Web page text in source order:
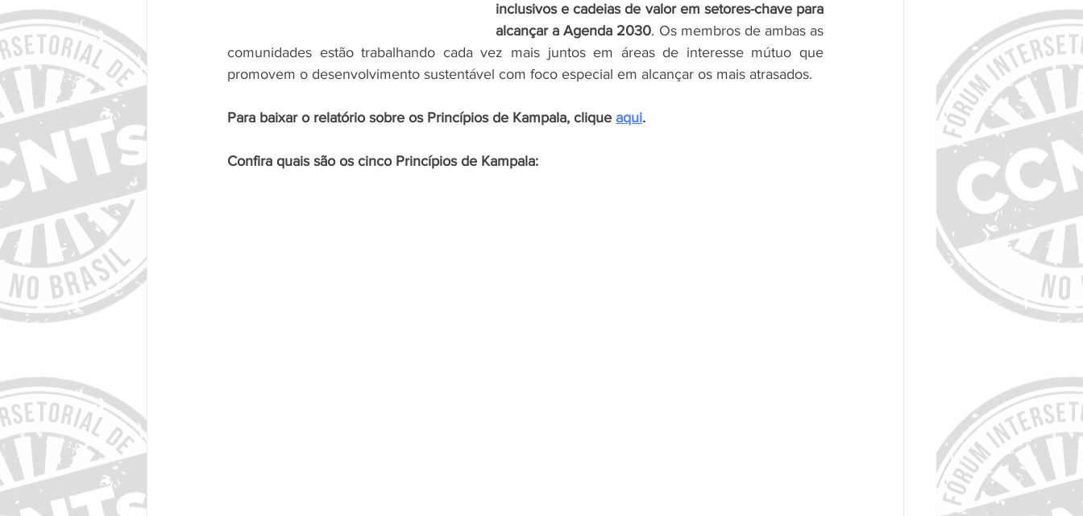
inclusivos e cadeias de valor em setores-chave para
alcançar a Agenda 2030. Os membros de ambas as
comunidades estão trabalhando cada vez mais juntos em áreas de interesse mútuo que
promovem o desenvolvimento sustentável com foco especial em alcançar os mais atrasados.
Para baixar o relatório sobre os Princípios de Kampala, clique aqui.
Confira quais são os cinco Princípios de Kampala: